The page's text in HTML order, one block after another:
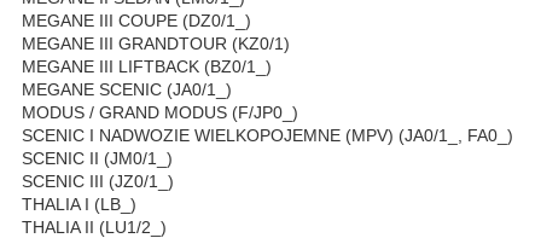
MEGANE III COUPE (DZ0/1_)
MEGANE III GRANDTOUR (KZ0/1)
MEGANE III LIFTBACK (BZ0/1_)
MEGANE SCENIC (JA0/1_)
MODUS / GRAND MODUS (F/JP0_)
SCENIC I NADWOZIE WIELKOPOJEMNE (MPV) (JA0/1_, FA0_)
SCENIC II (JM0/1_)
SCENIC III (JZ0/1_)
THALIA I (LB_)
THALIA II (LU1/2_)